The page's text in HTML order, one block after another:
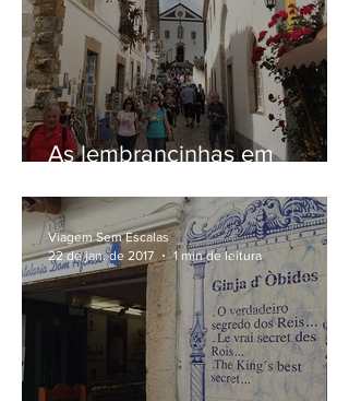
As lembrancinhas em
Viagem Sem Escalas
22 de jan. de 2017
1 min de leitura